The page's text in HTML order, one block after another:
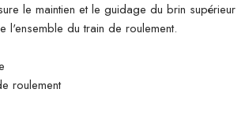
le maintien et le guidage du brin supérieur
l'ensemble du train de roulement.
roulement